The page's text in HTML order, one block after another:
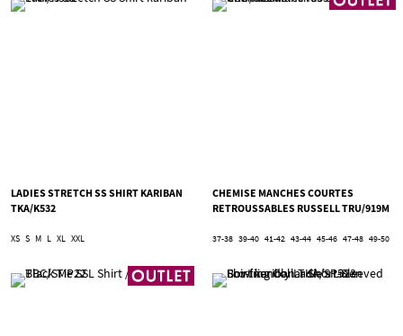
LADIES STRETCH SS SHIRT KARIBAN
TKA/K532
XS S M L XL XXL
CHEMISE MANCHES COURTES
RETROUSSABLES RUSSELL TRU/919M
37-38 39-40 41-42 43-44 45-46 47-48 49-50